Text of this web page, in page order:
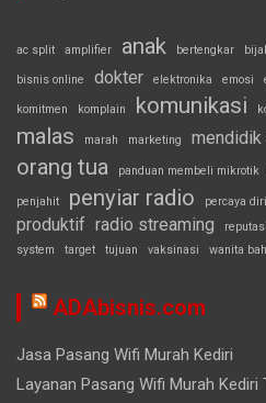
ac split amplifier anak bertengkar
bisnis online dokter elektronika emosi
komitmen komplain komunikasi
malas marah marketing mendidik
orang tua panduan membeli mikrotik
penjahit penyiar radio percaya diri
produktif radio streaming
system
target tujuan vaksinasi wanita
ADAbisnis.com
Jasa Pasang Wifi Murah Kediri
Layanan Pasang Wifi Murah Kediri